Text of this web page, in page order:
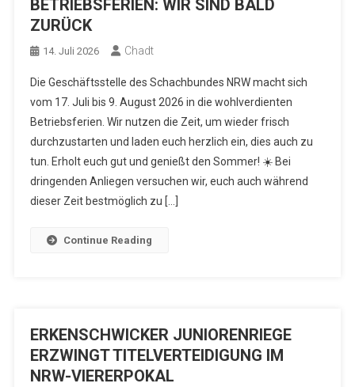
BETRIEBSFERIEN: WIR SIND BALD
ZURÜCK
14. Juli 2026 Chadt
Die Geschäftsstelle des Schachbundes NRW macht sich
vom 17. Juli bis 9. August 2026 in die wohlverdienten
Betriebsferien. Wir nutzen die Zeit, um wieder frisch
durchzustarten und laden euch herzlich ein, dies auch zu
tun. Erholt euch gut und genießt den Sommer! ☀️ Bei
dringenden Anliegen versuchen wir, euch auch während
dieser Zeit bestmöglich zu […]
Continue Reading
ERKENSCHWICKER JUNIORENRIEGE
ERZWINGT TITELVERTEIDIGUNG IM
NRW-VIERERPOKAL